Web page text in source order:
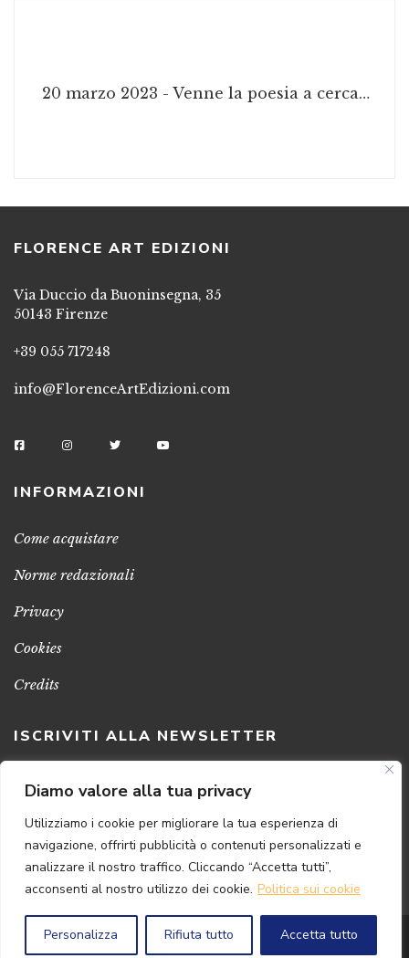
Diamo valore alla tua privacy
Utilizziamo i cookie per migliorare la tua esperienza di
navigazione, offrirti pubblicità o contenuti personalizzati e
analizzare il nostro traffico. Cliccando “Accetta tutti”,
acconsenti al nostro utilizzo dei cookie. Politica sui cookie
Personalizza Rifiuta tutto Accetta tutto
20 marzo 2023 - Venne la poesia a cercarmi
FLORENCE ART EDIZIONI
Via Duccio da Buoninsegna, 35
50143 Firenze
+39 055 717248
info@FlorenceArtEdizioni.com
INFORMAZIONI
Come acquistare
Norme redazionali
Privacy
Cookies
Credits
ISCRIVITI ALLA NEWSLETTER
Clicca sul pulsante per ricevere le nostre ultime novità,
notizie e promozioni
ISCRIVITI ADESSO
© 2024 FlorenceArtEdizioni | P.IVA 04813630482
Powered by{SP} Digital & Consulting